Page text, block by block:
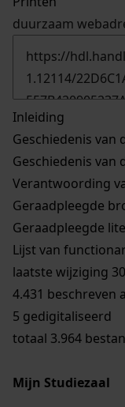
duurzaam
Inleiding
Geschiedenis van
Geschiedenis van
Verantwoording
Geraadpleegde
Geraadpleegde
Lijst van
laatste wijziging
4.431 beschreven
5 gedigitaliseerd
totaal 3.964
Mijn Studiezaal